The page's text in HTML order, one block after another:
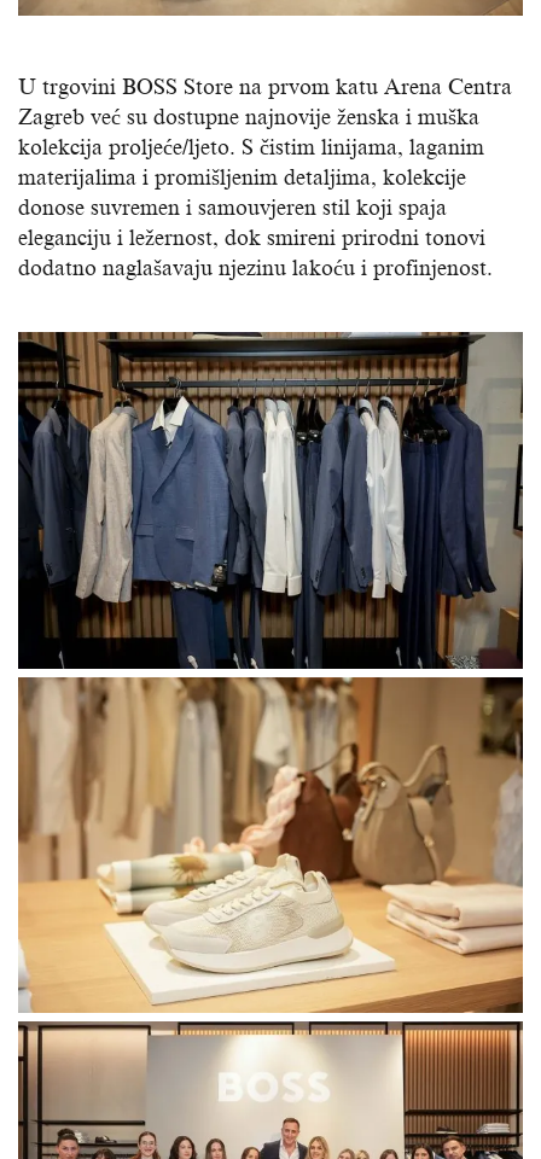
U trgovini BOSS Store na prvom katu Arena Centra
Zagreb već su dostupne najnovije ženska i muška
kolekcija proljeće/ljeto. S čistim linijama, laganim
materijalima i promišljenim detaljima, kolekcije
donose suvremen i samouvjeren stil koji spaja
eleganciju i ležernost, dok smireni prirodni tonovi
dodatno naglašavaju njezinu lakoću i profinjenost.